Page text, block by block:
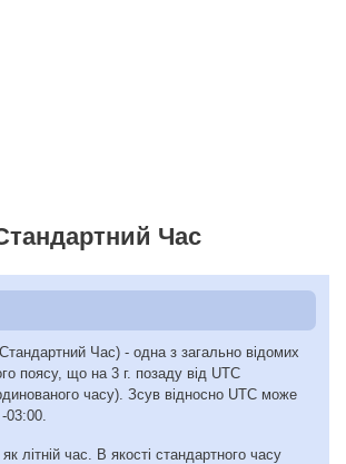
Час
Час) - одна з загально відомих
поясу, що на 3 г. позаду від UTC
часу). Зсув відносно UTC може
03:00.
літній час. В якості стандартного часу